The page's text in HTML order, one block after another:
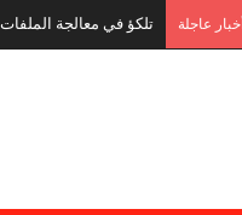
أخبار عاجلة كواليس حادث طفل